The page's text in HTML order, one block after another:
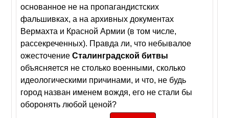
основанное не на пропагандистских
фальшивках, а на архивных документах
Вермахта и Красной Армии (в том числе,
рассекреченных). Правда ли, что небывалое
ожесточениеСталинградской битвы
объясняется не столько военными, сколько
идеологическими причинами, и что, не будь
город назван именем вождя, его не стали бы
оборонять любой ценой?